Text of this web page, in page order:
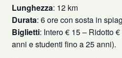
Lunghezza: 12 km
Durata: 6 ore con sosta in
Biglietti: Intero € 15 – Ridotto
anni e studenti fino a 25 anni).